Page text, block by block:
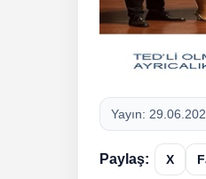
Yayın:
Paylaş: X